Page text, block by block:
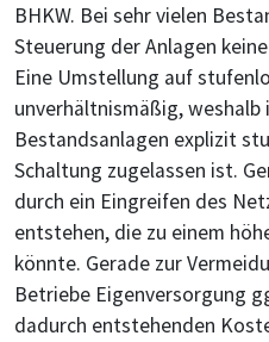
BHKW. Bei sehr vielen
Steuerung der Anlagen
Eine Umstellung auf
unverhältnismäßig, weshalb
Bestandsanlagen explizit
Schaltung zugelassen ist.
durch ein Eingreifen des
entstehen, die zu einem
könnte. Gerade zur
Betriebe Eigenversorgung
dadurch entstehenden